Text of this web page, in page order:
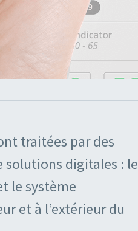
traitées par des
solutions digitales : le
le système
et à l’extérieur du